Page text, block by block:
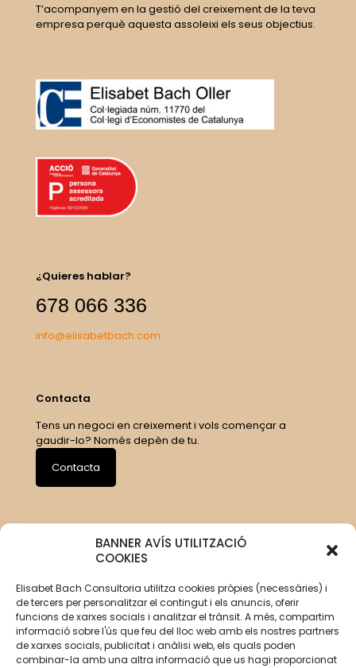
BANNER AVÍS UTILITZACIÓ
COOKIES
Elisabet Bach Consultoria utilitza cookies pròpies (necessàries) i
de tercers per personalitzar el contingut i els anuncis, oferir
funcions de xarxes socials i analitzar el trànsit. A més, compartim
informació sobre l'ús que feu del lloc web amb els nostres partners
de xarxes socials, publicitat i anàlisi web, els quals poden
combinar-la amb una altra informació que us hagi proporcionat
T’acompanyem en la gestió del creixement de la teva
empresa perquè aquesta assoleixi els seus objectius.
¿Quieres hablar?
678 066 336
info@elisabetbach.com
Contacta
Tens un negoci en creixement i vols començar a
gaudir-lo? Només depèn de tu.
Contacta